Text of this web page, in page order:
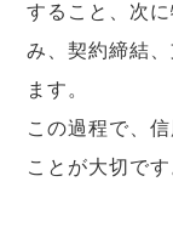
すること、次
み、契約締結
ます。
この過程で、
ことが大切です